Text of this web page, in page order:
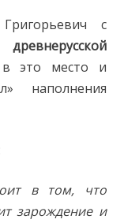
с
это место и
наполнения
в том, что
зарождение и